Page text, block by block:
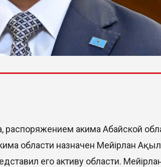
акима Абайской
области назначен Мейірлан
его активу области.